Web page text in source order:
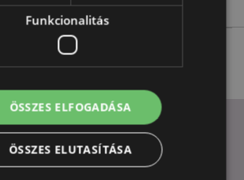
Funkcionalitás
ÖSSZES ELFOGADÁSA
ÖSSZES ELUTASÍTÁSA